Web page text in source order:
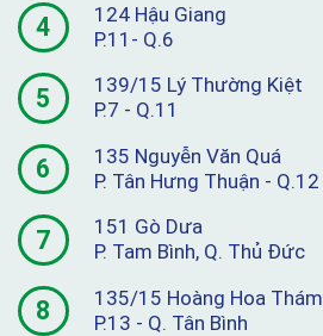
4
124 Hậu Giang
P.11- Q.6
5
139/15 Lý Thường Kiệt
P.7 - Q.11
6
135 Nguyễn Văn Quá
P. Tân Hưng Thuận - Q.12
7
151 Gò Dưa
P. Tam Bình, Q. Thủ Đức
8
135/15 Hoàng Hoa Thám
P.13 - Q. Tân Bình